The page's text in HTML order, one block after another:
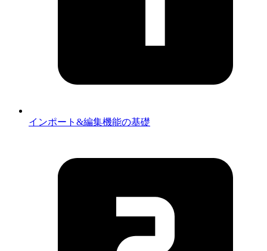
インポート&編集機能の基礎